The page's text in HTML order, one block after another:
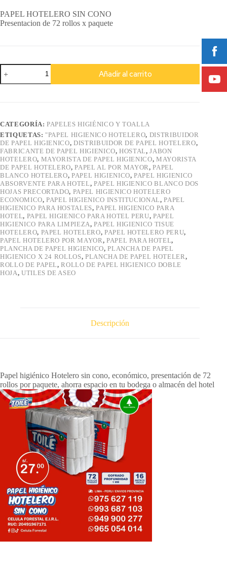
PAPEL HOTELERO SIN CONO
Presentacion de 72 rollos x paquete
Papel
Higienico
Hotelero
cantidad
Añadir al carrito
CATEGORÍA:PAPELES HIGIÉNICO Y TOALLA
ETIQUETAS: "PAPEL HIGIENICO HOTELERO, DISTRIBUIDOR
DE PAPEL HIGIENICO,DISTRIBUIDOR DE PAPEL HOTELERO,
FABRICANTE DE PAPEL HIGIENICO,HOSTAL,JABON
HOTELERO, MAYORISTA DE PAPEL HIGIENICO,MAYORISTA
DE PAPEL HOTELERO,PAPEL AL POR MAYOR,PAPEL
BLANCO HOTELERO,PAPEL HIGIENICO,PAPEL HIGIENICO
ABSORVENTE PARA HOTEL, PAPEL HIGIENICO BLANCO DOS
HOJAS PRECORTADO, PAPEL HIGIENICO HOTELERO
ECONOMICO,PAPEL HIGIENICO INSTITUCIONAL,PAPEL
HIGIENICO PARA HOSTALES,PAPEL HIGIENICO PARA
HOTEL, PAPEL HIGIENICO PARA HOTEL PERU,PAPEL
HIGIENICO PARA LIMPIEZA,PAPEL HIGIENICO TISUE
HOTELERO, PAPEL HOTELERO, PAPEL HOTELERO PERU,
PAPEL HOTELERO POR MAYOR , PAPEL PARA HOTEL,
PLANCHA DE PAPEL HIGIENICO,PLANCHA DE PAPEL
HIGIENICO X 24 ROLLOS, PLANCHA DE PAPEL HOTELER ,
ROLLO DE PAPEL,ROLLO DE PAPEL HIGIENICO DOBLE
HOJA, UTILES DE ASEO
Descripción
Papel higiénico Hotelero sin cono, económico, presentación de 72
rollos por paquete, ahorra espacio en tu bodega o almacén del hotel